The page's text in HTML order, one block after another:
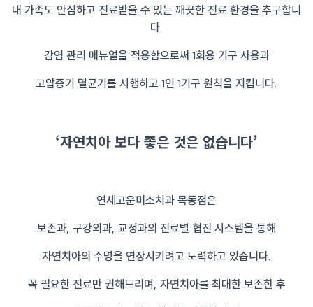
내 가족도 안심하고 진료받을 수 있는 깨끗한 진료 환경을 추구합니
다.
감염 관리 매뉴얼을 적용함으로써 1회용 기구 사용과
고압증기 멸균기를 시행하고 1인 1기구 원칙을 지킵니다.
‘자연치아 보다 좋은 것은 없습니다’
연세고운미소치과 목동점은
보존과, 구강외과, 교정과의 진료별 협진 시스템을 통해
자연치아의 수명을 연장시키려고 노력하고 있습니다.
꼭 필요한 진료만 권해드리며, 자연치아를 최대한 보존한 후